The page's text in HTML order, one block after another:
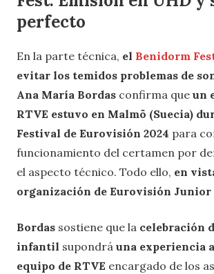
perfecto
En la parte técnica, el Benidorm
evitar los temidos problemas de
Ana María Bordas confirma que un
RTVE estuvo en Malmö (Suecia)
Festival de Eurovisión 2024 para
funcionamiento del certamen por
el aspecto técnico. Todo ello, en
organización de Eurovisión Junior
Bordas sostiene que la celebración
infantil supondrá una experiencia
equipo de RTVE encargado de los